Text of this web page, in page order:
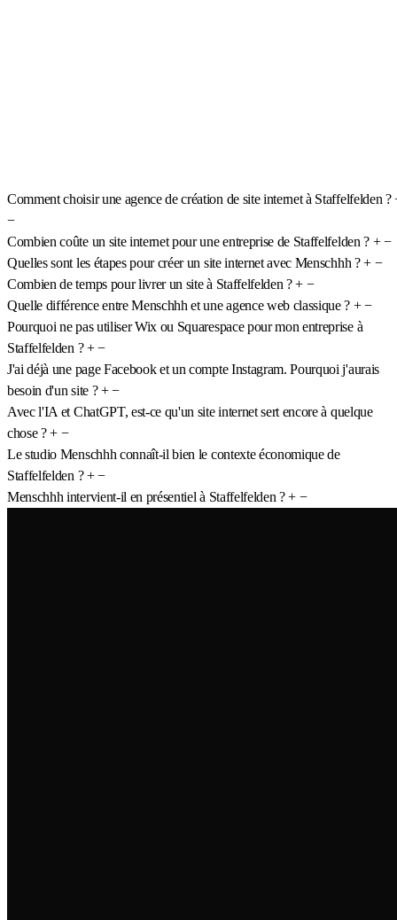
Comment choisir une agence de création de site internet à Staffelfelden ?
−
Combien coûte un site internet pour une entreprise de Staffelfelden ? + −
Quelles sont les étapes pour créer un site internet avec Menschhh ? + −
Combien de temps pour livrer un site à Staffelfelden ? + −
Quelle différence entre Menschhh et une agence web classique ? + −
Pourquoi ne pas utiliser Wix ou Squarespace pour mon entreprise à
Staffelfelden ? + −
J'ai déjà une page Facebook et un compte Instagram. Pourquoi j'aurais
besoin d'un site ? + −
Avec l'IA et ChatGPT, est-ce qu'un site internet sert encore à quelque
chose ? + −
Le studio Menschhh connaît-il bien le contexte économique de
Staffelfelden ? + −
Menschhh intervient-il en présentiel à Staffelfelden ? + −